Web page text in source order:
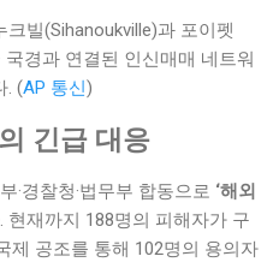
빌(Sihanoukville)과 포이펫
경과 연결된 인신매매 네트워
. (AP 통신)
긴급 대응
·경찰청·법무부 합동으로 ‘해외
현재까지 188명의 피해자가 구
제 공조를 통해 102명의 용의자